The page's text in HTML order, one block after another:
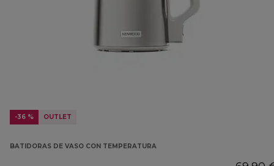
-36 % OUTLET
BATIDORAS DE VASO CON TEMPERATURA